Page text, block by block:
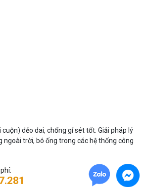
dẻo dai, chống gỉ sét tốt. Giải pháp lý
ngoài trời, bó ống trong các hệ thống công